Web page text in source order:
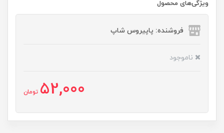
ویژگی‌های محصول
فروشنده: پاپیروس شاپ
ناموجود
52,000 تومان